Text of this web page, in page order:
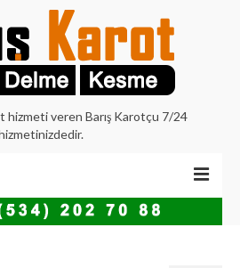
hizmeti veren Barış Karotçu 7/24